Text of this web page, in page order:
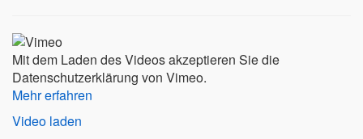
Mit dem Laden des Videos akzeptieren Sie die
Datenschutzerklärung von Vimeo.
Mehr erfahren
Video laden